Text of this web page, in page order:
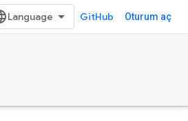
GitHub Oturum aç